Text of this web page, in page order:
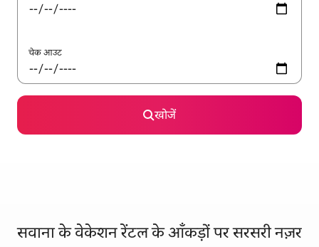
चेक आउट
खोजें
सवाना के वेकेशन रेंटल के आँकड़ों पर सरसरी नज़र